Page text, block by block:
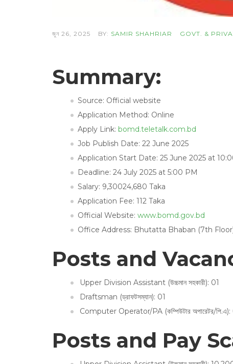
জুন 26, 2025 BY: SAMIR SHAHRIAR GOVT. &
Summary:
Source: Official website
Application Method: Online
Apply Link: bomd.teletalk.com.bd
Job Publish Date: 22 June 2025
Application Start Date: 25 June 2025 at
Deadline: 24 July 2025 at 5:00 PM
Salary: 9,30024,680 Taka
Application Fee: 112 Taka
Official Website: www.bomd.gov.bd
Office Address: Bhutatta Bhaban (7th
Posts and
Upper Division Assistant (উচ্চমান সহকারী): 01
Draftsman (ড্রাফটসম্যান): 01
Computer Operator/PA (কম্পিউটার অপারেটর/
Posts and Pay